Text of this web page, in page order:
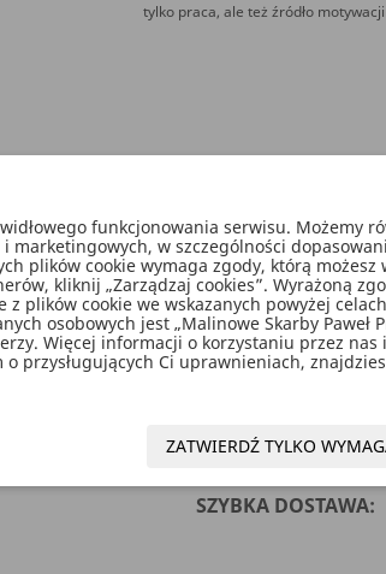
tylko praca, ale też źródło
13 centymetrów, wysokość
SZYBKA DOSTAWA:
funkcjonowania serwisu. Możemy
marketingowych, w szczególności
plików cookie wymaga zgody, którą możesz
kliknij „Zarządzaj cookies”. Wyrażoną
plików cookie we wskazanych powyżej
osobowych jest „Malinowe Skarby Paweł
Więcej informacji o korzystaniu przez nas
przysługujących Ci uprawnieniach,
ZATWIERDŹ TYLKO